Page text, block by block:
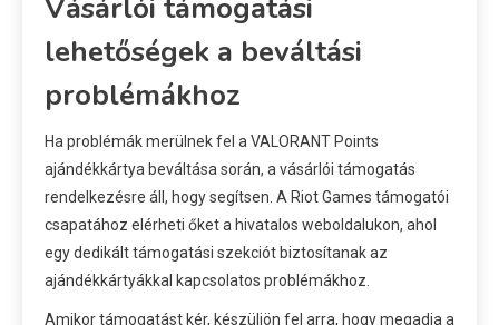
Vásárlói támogatási
lehetőségek a beváltási
problémákhoz
Ha problémák merülnek fel a VALORANT Points
ajándékkártya beváltása során, a vásárlói támogatás
rendelkezésre áll, hogy segítsen. A Riot Games támogatói
csapatához elérheti őket a hivatalos weboldalukon, ahol
egy dedikált támogatási szekciót biztosítanak az
ajándékkártyákkal kapcsolatos problémákhoz.
Amikor támogatást kér, készüljön fel arra, hogy megadja a